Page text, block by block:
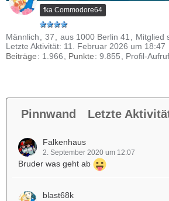
fka Commodore64
Männlich 37 aus 1000 Berlin 41
Mitglied
Letzte Aktivität: 11. Februar 2026 um 18:47
Beiträge
1.966 Punkte 9.855 Profil-
Pinnwand Letzte
Falkenhaus
2. September 2020 um 12:07
Bruder was geht ab
blast68k